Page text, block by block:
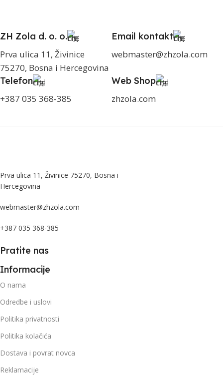
ZH Zola d. o. o.
Prva ulica 11, Živinice
75270, Bosna i Hercegovina
Email kontakt
webmaster@zhzola.com
Telefon
+387 035 368-385
Web Shop
zhzola.com
Prva ulica 11, Živinice 75270, Bosna i
Hercegovina
webmaster@zhzola.com
+387 035 368-385
Pratite nas
Informacije
O nama
Odredbe i uslovi
Politika privatnosti
Politika kolačića
Dostava i povrat novca
Reklamacije